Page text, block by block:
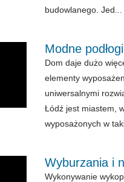
budowlanego. Jed...
Modne
Dom daje dużo
elementy
uniwersalnymi
Łódź jest miastem,
wyposażonych w
Wyburzania i
Wykonywanie